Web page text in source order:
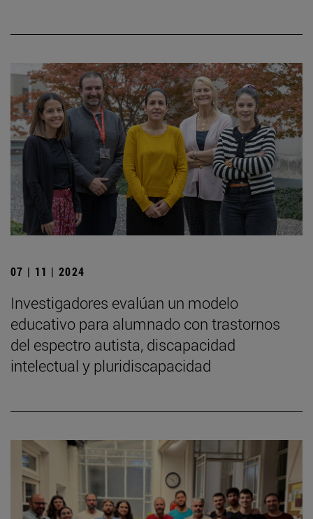
07 | 11 | 2024
Investigadores evalúan un modelo
educativo para alumnado con trastornos
del espectro autista, discapacidad
intelectual y pluridiscapacidad